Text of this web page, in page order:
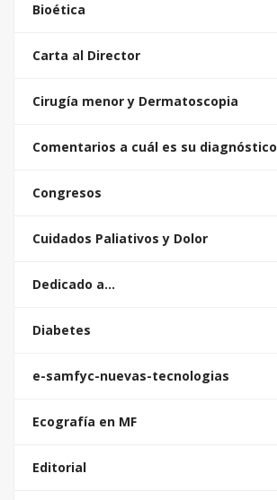
Bioética
Carta al Director
Cirugía menor y Dermatoscopia
Comentarios a cuál es su diagnóstico
Congresos
Cuidados Paliativos y Dolor
Dedicado a…
Diabetes
e-samfyc-nuevas-tecnologias
Ecografía en MF
Editorial